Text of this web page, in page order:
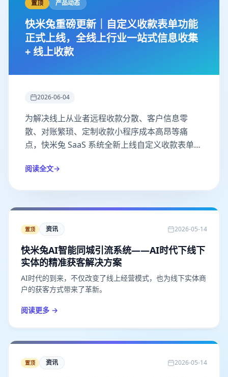
置顶 产品动态
快米兔重磅更新｜自定义收款表单功能
正式上线，全线上行业一站式信息收集
+ 线上收款
2026-06-04
为解决线上从业者远程收款分散、客户信息零
散、对账繁琐、定制收款小程序成本高昂等痛
点，快米兔 SaaS 系统全新上线自定义收款表单功
套餐选择 + 在线支付 + 数据归档」一体化，一站
阅读全文→
置顶 资讯 2026-05-14
快米兔AI智能同城引流系统——AI时代下线下
实体的精准获客解决方案
AI时代的到来，不仅改变了线上经营模式，也为线下实体商
户的获客方式带来了革新。
阅读更多 →
置顶 资讯 2026-05-14